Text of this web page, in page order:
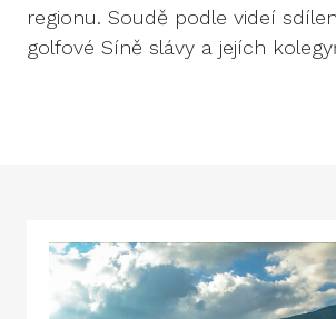
regionu. Soudě podle videí
golfové Síně slávy a jejích